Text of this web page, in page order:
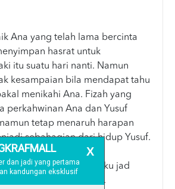
Ana yang telah lama bercinta
hasrat untuk
itu suatu hari nanti. Namun
kesampaian bila mendapat tahu
menikahi Ana. Fizah yang
perkahwinan Ana dan Yusuf
tetap menaruh harapan
sebahagian dari hidup Yusuf.
kat Yusuf, ambillah aku jad
sanggup buat apa aje.